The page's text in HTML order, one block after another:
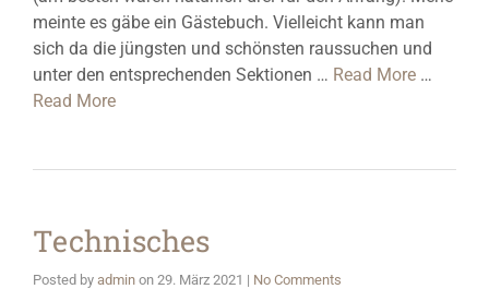
meinte es gäbe ein Gästebuch. Vielleicht kann man
sich da die jüngsten und schönsten raussuchen und
unter den entsprechenden Sektionen … Read More …
Read More
Technisches
Posted by admin on 29. März 2021 | No Comments